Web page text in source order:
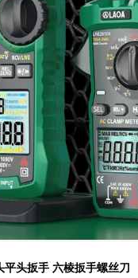
头扳手 六棱扳手螺丝刀